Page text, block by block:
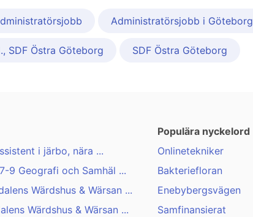
Administratörsjobb i Göteborg
SDF Östra Göteborg SDF Östra Göteborg
i järbo, nära ...
9 Geografi och Samhäl ...
Wärdshus & Wärsan ...
Wärdshus & Wärsan ...
Populära nyckelord
Onlinetekniker
Bakteriefloran
Enebybergsvägen
Samfinansierat